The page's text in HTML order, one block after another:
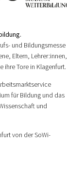
und Bildungsmesse
Eltern, Lehrer:innen,
ihre Tore in Klagenfurt.
für Bildung und das
und
von der SoWi-